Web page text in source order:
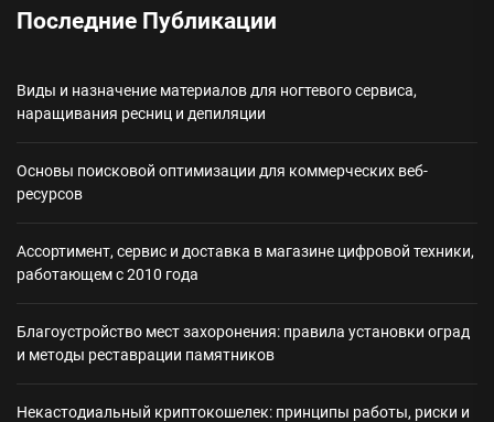
Последние Публикации
Виды и назначение материалов для ногтевого сервиса,
наращивания ресниц и депиляции
Основы поисковой оптимизации для коммерческих веб-
ресурсов
Ассортимент, сервис и доставка в магазине цифровой техники,
работающем с 2010 года
Благоустройство мест захоронения: правила установки оград
и методы реставрации памятников
Некастодиальный криптокошелек: принципы работы, риски и